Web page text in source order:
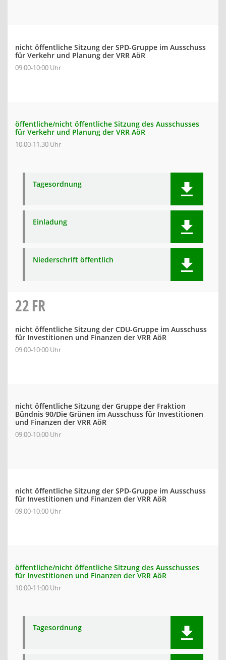
nicht öffentliche Sitzung der SPD-Gruppe im Ausschuss
für Verkehr und Planung der VRR AöR
09:00-10:00 Uhr
öffentliche/nicht öffentliche Sitzung des Ausschusses
für Verkehr und Planung der VRR AöR
10:00-11:30 Uhr
Tagesordnung
Einladung
Niederschrift öffentlich
22FR
nicht öffentliche Sitzung der CDU-Gruppe im Ausschuss
für Investitionen und Finanzen der VRR AöR
09:00-10:00 Uhr
nicht öffentliche Sitzung der Gruppe der Fraktion
Bündnis 90/Die Grünen im Ausschuss für Investitionen
und Finanzen der VRR AöR
09:00-10:00 Uhr
nicht öffentliche Sitzung der SPD-Gruppe im Ausschuss
für Investitionen und Finanzen der VRR AöR
09:00-10:00 Uhr
öffentliche/nicht öffentliche Sitzung des Ausschusses
für Investitionen und Finanzen der VRR AöR
10:00-11:00 Uhr
Tagesordnung